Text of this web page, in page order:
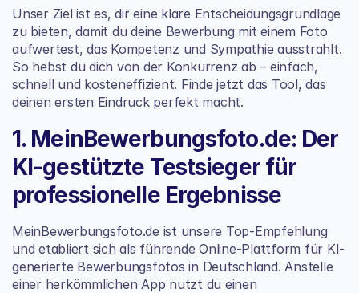
Unser Ziel ist es, dir eine klare Entscheidungsgrundlage
zu bieten, damit du deine Bewerbung mit einem Foto
aufwertest, das Kompetenz und Sympathie ausstrahlt.
So hebst du dich von der Konkurrenz ab – einfach,
schnell und kosteneffizient. Finde jetzt das Tool, das
deinen ersten Eindruck perfekt macht.
1. MeinBewerbungsfoto.de: Der
KI-gestützte Testsieger für
professionelle Ergebnisse
MeinBewerbungsfoto.de ist unsere Top-Empfehlung
und etabliert sich als führende Online-Plattform für KI-
generierte Bewerbungsfotos in Deutschland. Anstelle
einer herkömmlichen App nutzt du einen